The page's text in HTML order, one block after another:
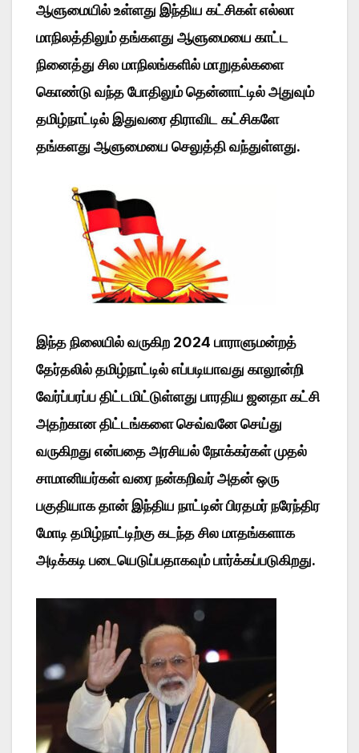
ஆளுமையில் உள்ளது இந்திய கட்சிகள் எல்லா
மாநிலத்திலும் தங்களது ஆளுமையை காட்ட
நினைத்து சில மாநிலங்களில் மாறுதல்களை
கொண்டு வந்த போதிலும் தென்னாட்டில் அதுவும்
தமிழ்நாட்டில் இதுவரை திராவிட கட்சிகளே
தங்களது ஆளுமையை செலுத்தி வந்துள்ளது.
இந்த நிலையில் வருகிற 2024 பாராளுமன்றத்
தேர்தலில் தமிழ்நாட்டில் எப்படியாவது காலூன்றி
வேர்ப்பரப்ப திட்டமிட்டுள்ளது பாரதிய ஜனதா கட்சி
அதற்கான திட்டங்களை செவ்வனே செய்து
வருகிறது என்பதை அரசியல் நோக்கர்கள் முதல்
சாமானியர்கள் வரை நன்கறிவர் அதன் ஒரு
பகுதியாக தான் இந்திய நாட்டின் பிரதமர் நரேந்திர
மோடி தமிழ்நாட்டிற்கு கடந்த சில மாதங்களாக
அடிக்கடி படையெடுப்பதாகவும் பார்க்கப்படுகிறது.